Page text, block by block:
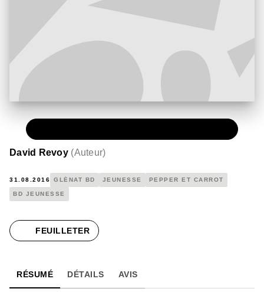
David Revoy (Auteur)
31.08.2016 GLÉNAT BD JEUNESSE PEPPER ET CARROT
BD JEUNESSE
FEUILLETER
RÉSUMÉ DÉTAILS AVIS